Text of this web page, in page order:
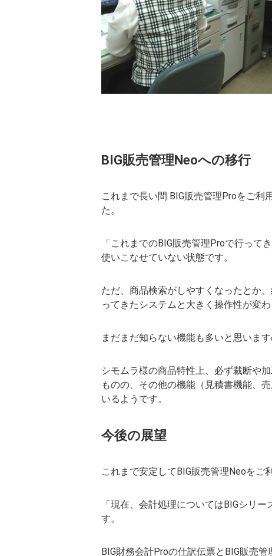
BIG販売管理Neoへの移行
これまで長い間 BIG販売管理Proをご利
た。
「これまでのBIG販売管理Proで行っ
使いこなせていない状態です。
ただ、商品検索がしやすくなったとか
ってきたシステムと大きく操作性が変
まだまだ知らない機能も多いと思いま
シモムラ様の商品特性上、必ず裁断や
ものの、その他の機能（見積書機能、
いるようです。
今後の展望
これまで安定してBIG販売管理Neoをご
「現在、会計処理についてはBIGシリ
す。
BIG財務会計Proの仕訳伝票とBIG販売